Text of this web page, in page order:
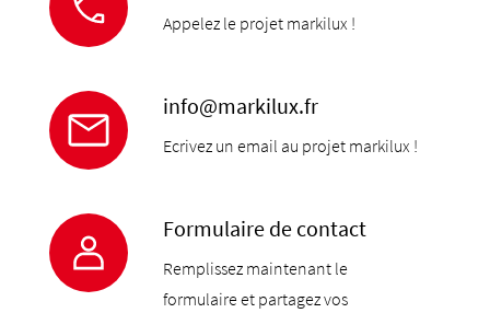
Appelez le projet markilux !
info@markilux.fr
Ecrivez un email au projet markilux !
Formulaire de contact
Remplissez maintenant le
formulaire et partagez vos